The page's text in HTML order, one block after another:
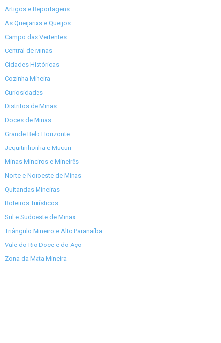
Artigos e Reportagens
As Queijarias e Queijos
Campo das Vertentes
Central de Minas
Cidades Históricas
Cozinha Mineira
Curiosidades
Distritos de Minas
Doces de Minas
Grande Belo Horizonte
Jequitinhonha e Mucuri
Minas Mineiros e Mineirês
Norte e Noroeste de Minas
Quitandas Mineiras
Roteiros Turísticos
Sul e Sudoeste de Minas
Triângulo Mineiro e Alto Paranaíba
Vale do Rio Doce e do Aço
Zona da Mata Mineira